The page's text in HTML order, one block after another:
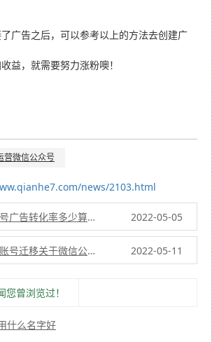
广告之后，可以参考以上的方法去创建广
益，就需要努力涨粉噢！
营微信公众号
news/2103.html
微信公众号广告转化率多少算正常? 2022-05-05
如何进行账号迁移关于微信公众号？迁移费用多少？ 2022-05-11
曾浏览过！
什么名字好